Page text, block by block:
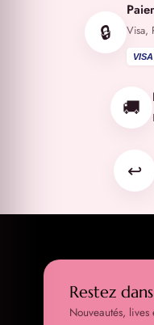
🔒 Visa,
VISA
🚚
↩️
Restez
Nouveautés,